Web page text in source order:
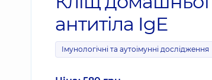
антитіла IgE
Імунологічні та аутоімунні дослідження